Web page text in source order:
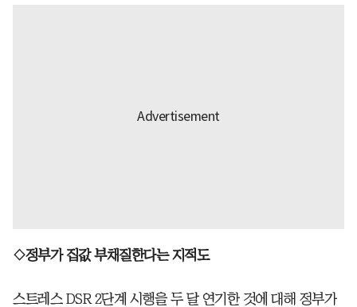
◇정부가 집값 부채질한다는 지적도
스트레스 DSR 2단계 시행을 두 달 연기한 것에 대해 정부가